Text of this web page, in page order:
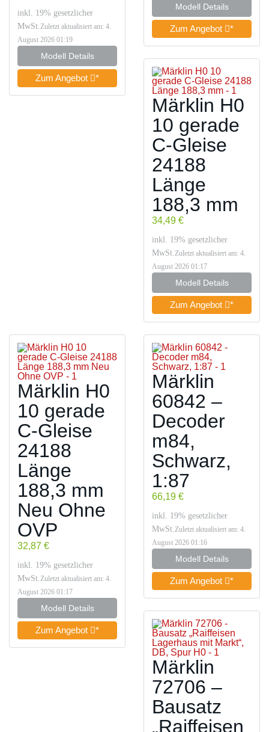
inkl. 19% gesetzlicher
MwSt.Zuletzt aktualisiert am: 4.
August 2026 01:19
Modell Details
Zum Angebot *
Modell Details
Zum Angebot *
Märklin H0
10 gerade
C-Gleise
24188
Länge
188,3 mm
34,49 €
inkl. 19% gesetzlicher
MwSt.Zuletzt aktualisiert am: 4.
August 2026 01:17
Modell Details
Zum Angebot *
Märklin H0
10 gerade
C-Gleise
24188
Länge
188,3 mm
Neu Ohne
OVP
32,87 €
inkl. 19% gesetzlicher
MwSt.Zuletzt aktualisiert am: 4.
August 2026 01:17
Modell Details
Zum Angebot *
Märklin
60842 –
Decoder
m84,
Schwarz,
1:87
66,19 €
inkl. 19% gesetzlicher
MwSt.Zuletzt aktualisiert am: 4.
August 2026 01:16
Modell Details
Zum Angebot *
Märklin
72706 –
Bausatz
„Raiffeisen